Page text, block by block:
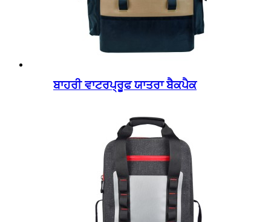
ਬਾਹਰੀ ਵਾਟਰਪ੍ਰੂਫ ਯਾਤਰਾ ਬੈਕਪੈਕ